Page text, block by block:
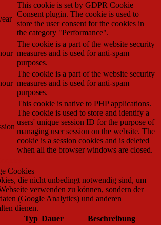
This cookie is set by GDPR Cookie
Consent plugin. The cookie is used to
store the user consent for the cookies in
the category "Performance".
The cookie is a part of the website security
measures and is used for anti-spam
purposes.
The cookie is a part of the website security
measures and is used for anti-spam
purposes.
This cookie is native to PHP applications.
The cookie is used to store and identify a
users' unique session ID for the purpose of
managing user session on the website. The
cookie is a session cookies and is deleted
when all the browser windows are closed.
Cookies
die nicht unbedingt notwendig sind, um
verwenden zu können, sondern der
(Google Analytics) und anderen
dienen.
Typ Dauer Beschreibung